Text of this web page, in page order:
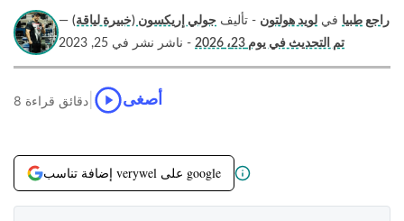
راجع طبيا في لويد هولتون - تأليف جولي إريكسون (خبيرة لياقة) —
تم التحديث في يوم 23، 2026
- ناشر نشر في 25, 2023
8 دقائق قراءة أصغى
إضافة تناسب verywel على google